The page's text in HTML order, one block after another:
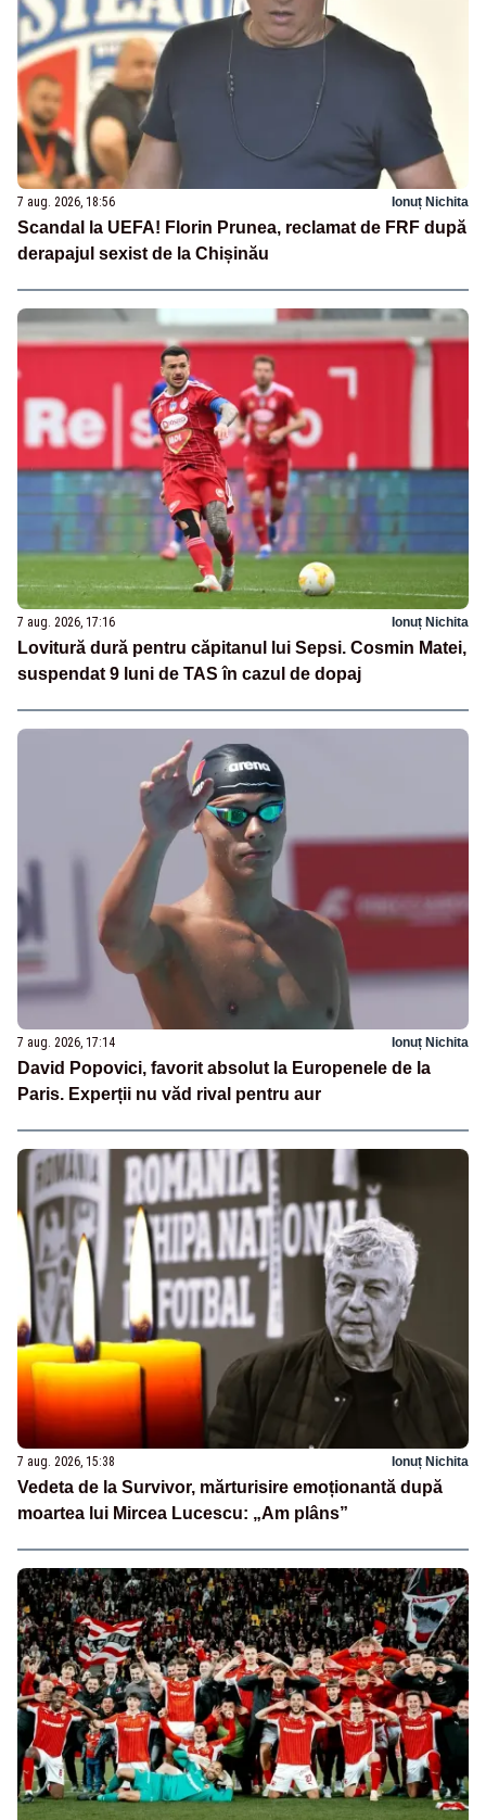
7 aug. 2026, 18:56 Ionuț Nichita
Scandal la UEFA! Florin Prunea, reclamat de FRF după
derapajul sexist de la Chișinău
7 aug. 2026, 17:16 Ionuț Nichita
Lovitură dură pentru căpitanul lui Sepsi. Cosmin Matei,
suspendat 9 luni de TAS în cazul de dopaj
7 aug. 2026, 17:14 Ionuț Nichita
David Popovici, favorit absolut la Europenele de la
Paris. Experții nu văd rival pentru aur
7 aug. 2026, 15:38 Ionuț Nichita
Vedeta de la Survivor, mărturisire emoționantă după
moartea lui Mircea Lucescu: „Am plâns”